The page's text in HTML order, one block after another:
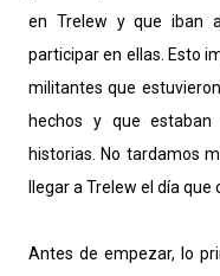
en Trelew y que iban
participar en ellas. Esto
militantes que
hechos y que
historias. No tardamos
llegar a Trelew el día
Antes de empezar, lo